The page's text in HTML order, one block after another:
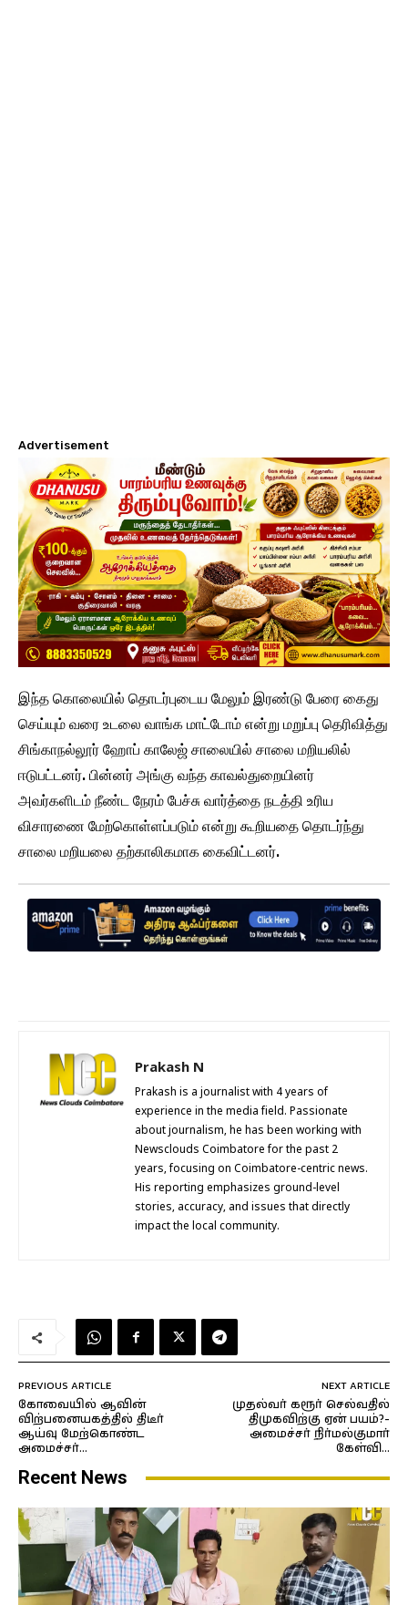
Advertisement
இந்த கொலையில் தொடர்புடைய மேலும் இரண்டு பேரை கைது
செய்யும் வரை உடலை வாங்க மாட்டோம் என்று மறுப்பு தெரிவித்து
சிங்காநல்லூர் ஹோப் காலேஜ் சாலையில் சாலை மறியலில்
ஈடுபட்டனர். பின்னர் அங்கு வந்த காவல்துறையினர்
அவர்களிடம் நீண்ட நேரம் பேச்சு வார்த்தை நடத்தி உரிய
விசாரணை மேற்கொள்ளப்படும் என்று கூறியதை தொடர்ந்து
சாலை மறியலை தற்காலிகமாக கைவிட்டனர்.
Prakash N
Prakash is a journalist with 4 years of
experience in the media field. Passionate
about journalism, he has been working with
Newsclouds Coimbatore for the past 2
years, focusing on Coimbatore-centric news.
His reporting emphasizes ground-level
stories, accuracy, and issues that directly
impact the local community.
PREVIOUS ARTICLE
கோவையில் ஆவின்
விற்பனையகத்தில் திடீர்
ஆய்வு மேற்கொண்ட
அமைச்சர்…
NEXT ARTICLE
முதல்வர் கரூர் செல்வதில்
திமுகவிற்கு ஏன் பயம்?-
அமைச்சர் நிர்மல்குமார்
கேள்வி…
Recent News